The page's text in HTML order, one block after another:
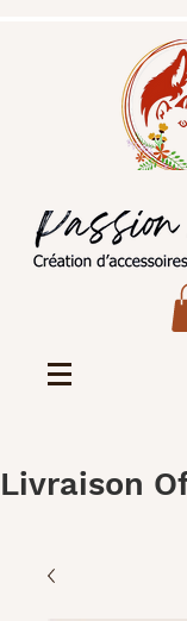
Livraison